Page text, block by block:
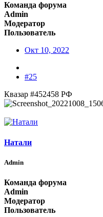
Команда форума
Admin
Модератор
Пользователь
Окт 10, 2022
#25
Квазар #452458 РФ
Натали
Admin
Команда форума
Admin
Модератор
Пользователь